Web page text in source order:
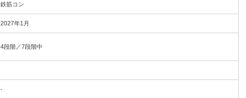
鉄筋コン
2027年1月
4段階／7段階中
-